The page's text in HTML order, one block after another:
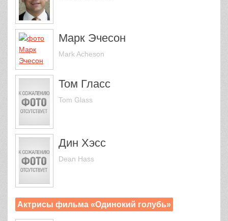
Марк Эчесон
Mark Acheson
Том Гласс
Tom Glass
Дин Хэсс
Dean Hass
Актрисы фильма «Одинокий голубь»